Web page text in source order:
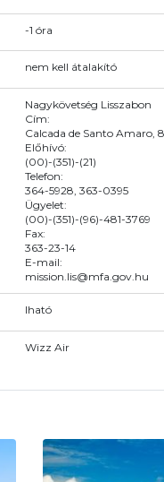
-1 óra
nem kell átalakító
Nagykövetség Lisszabon
Cím:
Calcada de Santo Amaro,
Előhívó:
(00)-(351)-(21)
Telefon:
364-5928, 363-0395
Ügyelet:
(00)-(351)-(96)-481-3769
Fax:
363-23-14
E-mail:
mission.lis@mfa.gov.hu
Iható
Wizz Air